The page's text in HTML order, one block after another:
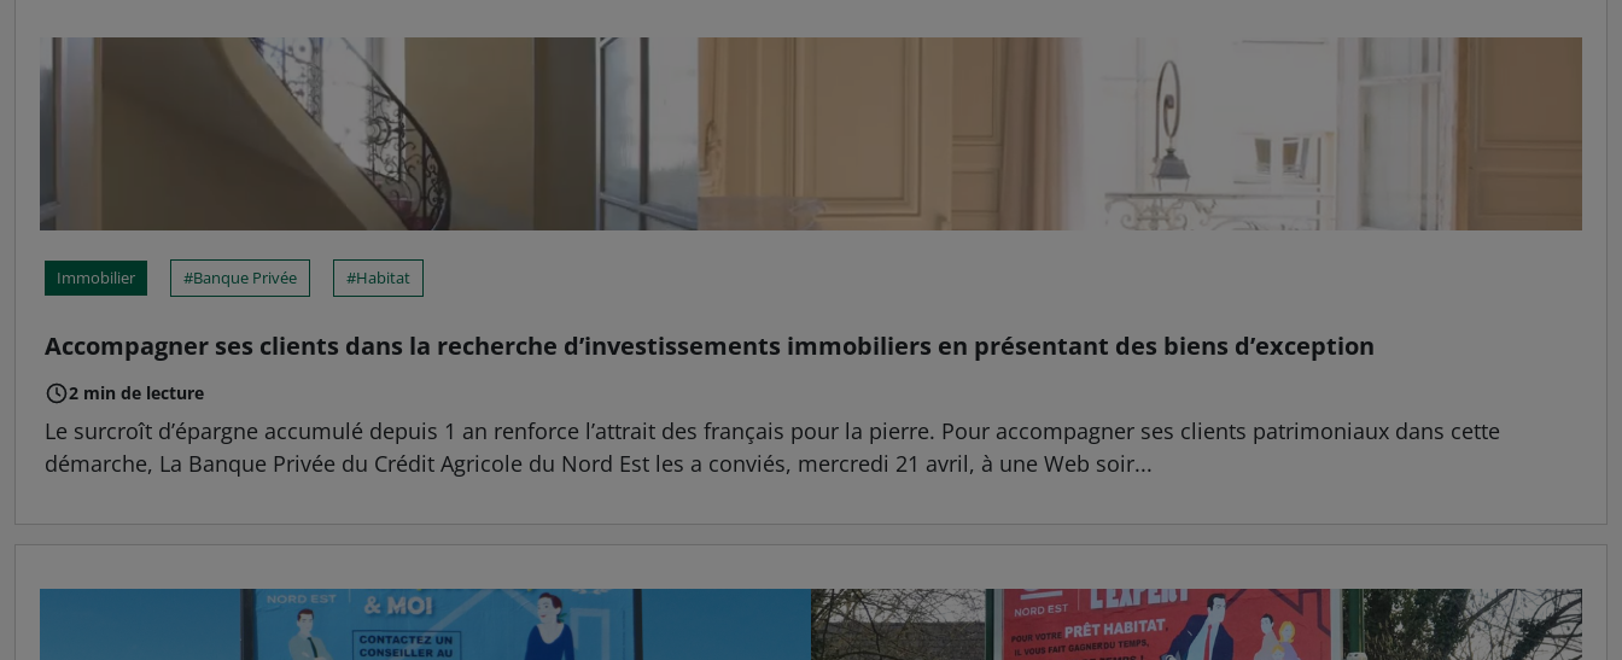
Immobilier Banque Privée Habitat
Accompagner ses clients dans la recherche d’investissements immobiliers en présentant des biens d’exception
2 min de lecture
Le surcroît d’épargne accumulé depuis 1 an renforce l’attrait des français pour la pierre. Pour accompagner ses clients patrimoniaux dans cette
démarche, La Banque Privée du Crédit Agricole du Nord Est les a conviés, mercredi 21 avril, à une Web soir...